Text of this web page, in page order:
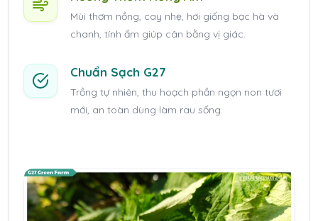
Mùi thơm nồng, cay nhẹ, hơi giống bạc hà và
chanh, tính ấm giúp cân bằng vị giác.
Chuẩn Sạch G27
Trồng tự nhiên, thu hoạch phần ngọn non tươi
mới, an toàn dùng làm rau sống.